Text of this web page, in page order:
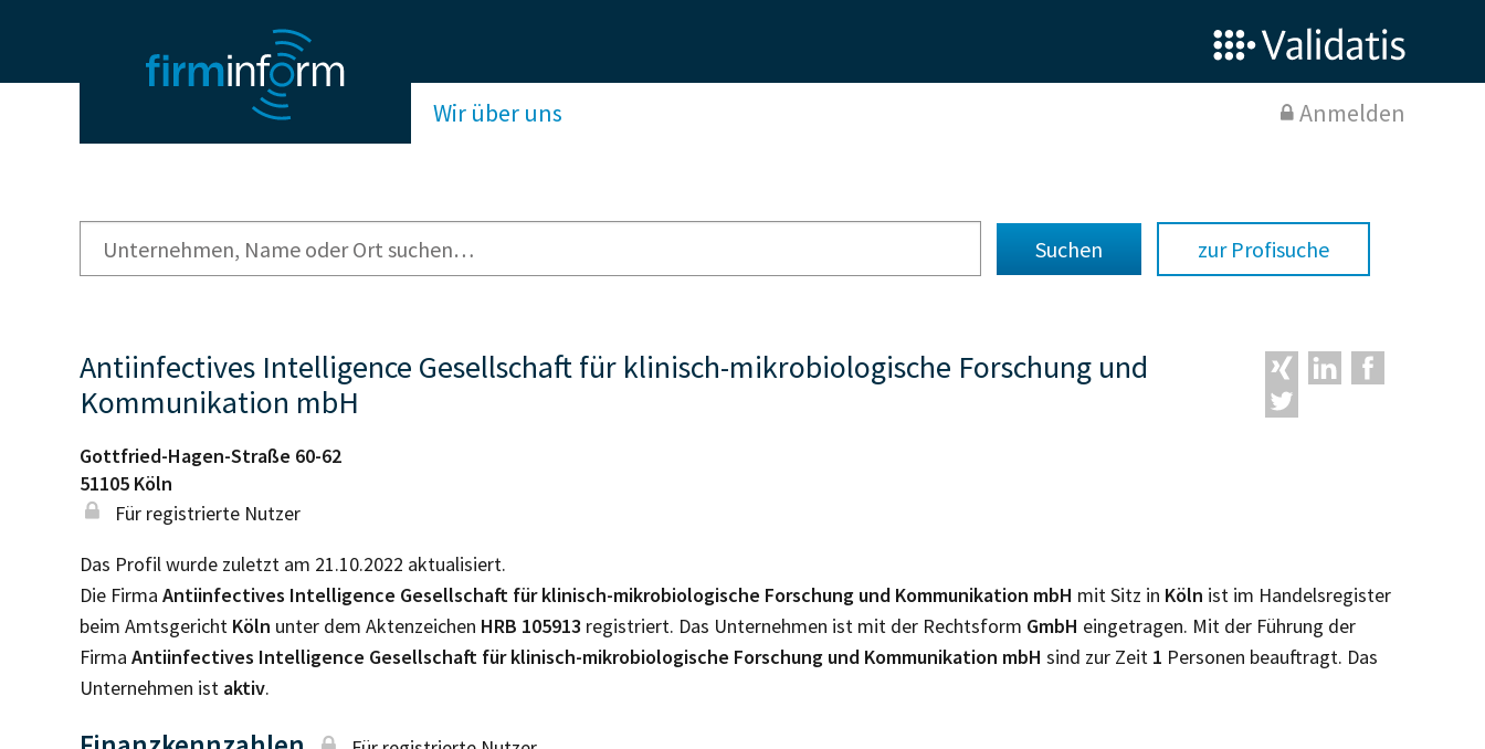
Wir über uns Anmelden
zur Profisuche
Antiinfectives Intelligence Gesellschaft für klinisch-mikrobiologische Forschung und
Kommunikation mbH
Gottfried-Hagen-Straße 60-62
51105 Köln
Für registrierte Nutzer
Das Profil wurde zuletzt am 21.10.2022 aktualisiert.
Die Firma Antiinfectives Intelligence Gesellschaft für klinisch-mikrobiologische Forschung und Kommunikation mbH mit Sitz in Köln ist im Handelsregister
beim Amtsgericht Köln unter dem Aktenzeichen HRB 105913 registriert. Das Unternehmen ist mit der Rechtsform GmbH eingetragen. Mit der Führung der
Firma Antiinfectives Intelligence Gesellschaft für klinisch-mikrobiologische Forschung und Kommunikation mbH sind zur Zeit 1 Personen beauftragt. Das
Unternehmen ist aktiv.